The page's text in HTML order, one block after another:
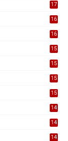
17
16
16
15
15
15
15
14
14
14